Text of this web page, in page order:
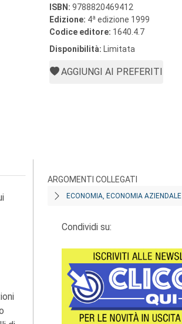
ISBN: 9788820469412
Edizione: 4a edizione 1999
Codice editore: 1640.4.7
Disponibilità: Limitata
AGGIUNGI AI PREFERITI
ARGOMENTI COLLEGATI
ECONOMIA, ECONOMIA AZIENDALE
Condividi su: